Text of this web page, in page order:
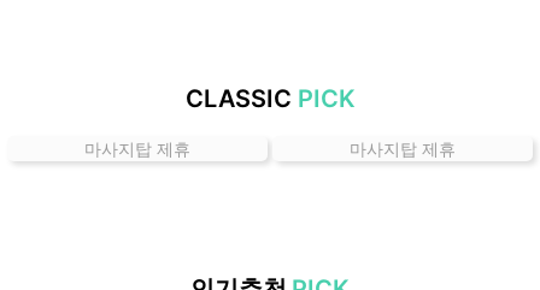
곳
CLASSIC PICK
마사지탑 제휴 마사지탑 제휴